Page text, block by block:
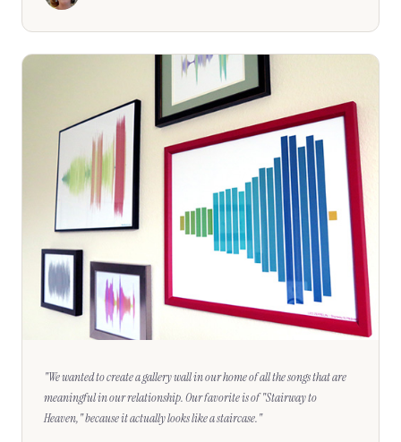
"We wanted to create a gallery wall in our home of all the songs that are
meaningful in our relationship. Our favorite is of "Stairway to
Heaven," because it actually looks like a staircase."